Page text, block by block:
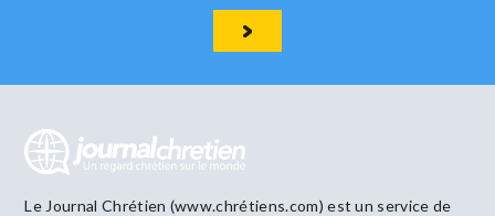
Le Journal Chrétien (www.chrétiens.com) est un service de